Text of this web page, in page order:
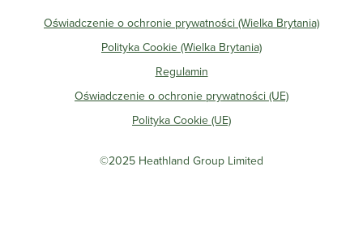
Oświadczenie o ochronie prywatności (Wielka Brytania)
Polityka Cookie (Wielka Brytania)
Regulamin
Oświadczenie o ochronie prywatności (UE)
Polityka Cookie (UE)
©2025 Heathland Group Limited